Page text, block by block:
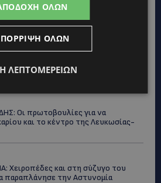
Πότε επιτρέπεται και πότε
ως κατοικίδιο – Ποια ζώα
ΣΥΝΔΕΣΗ ΚΥΠΡΟΥ-ΕΛΛΑΔΑΣ:
δεν θα ξανασηκώσει άγκυρα»
Οι πρωτοβουλίες για να
και το κέντρο της Λευκωσίας-
Χειροπέδες και στη σύζυγο του
παραπλάνησε την Αστυνομία
ΌΛΩΝ
ΌΛΩΝ
ΛΕΠΤΟΜΕΡΕΙΏΝ